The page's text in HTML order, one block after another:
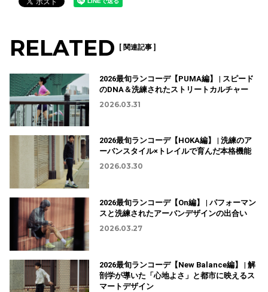
RELATED [ 関連記事 ]
2026最旬ランコーデ【PUMA編】 | スピード
のDNA＆洗練されたストリートカルチャー
2026.03.31
2026最旬ランコーデ【HOKA編】 | 洗練のア
ーバンスタイル×トレイルで育んだ本格機能
2026.03.30
2026最旬ランコーデ【On編】 | パフォーマン
スと洗練されたアーバンデザインの出合い
2026.03.27
2026最旬ランコーデ【New Balance編】 | 解
剖学が導いた「心地よさ」と都市に映えるス
マートデザイン